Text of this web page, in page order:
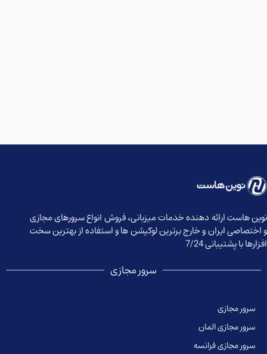
هاست ارائه دهنده خدمات میزبانی، فروش انواع سرورهای مجازی
اختصاصی ایران و خارج برترین لوکیشن ها و استفاده از بهترین سخت
با پشتیبانی 7/24
سرور مجازی
سرور مجازی
سرور مجازی المان
سرور مجازی فرانسه